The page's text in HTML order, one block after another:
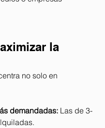
la
no solo en
demandadas: Las de 3-